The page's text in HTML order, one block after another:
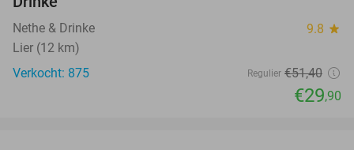
Nethe & Drinke 9.8 star
Lier (12 km)
Verkocht: 875
Regulier €51,40
€29,90